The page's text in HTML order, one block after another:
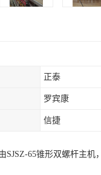
正泰
罗宾康
信捷
SJSZ-65锥形双螺杆主